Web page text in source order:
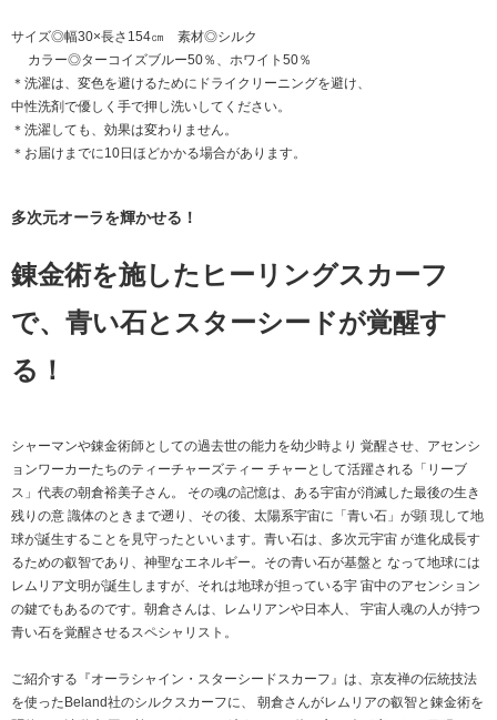
サイズ◎幅30×長さ154㎝ 素材◎シルク
カラー◎ターコイズブルー50％、ホワイト50％
＊洗濯は、変色を避けるためにドライクリーニングを避け、
中性洗剤で優しく手で押し洗いしてください。
＊洗濯しても、効果は変わりません。
＊お届けまでに10日ほどかかる場合があります。
多次元オーラを輝かせる！
錬金術を施したヒーリングスカーフ
で、青い石とスターシードが覚醒す
る！
シャーマンや錬金術師としての過去世の能力を幼少時より 覚醒させ、アセンシ
ョンワーカーたちのティーチャーズティー チャーとして活躍される「リーブ
ス」代表の朝倉裕美子さん。 その魂の記憶は、ある宇宙が消滅した最後の生き
残りの意 識体のときまで遡り、その後、太陽系宇宙に「青い石」が顕 現して地
球が誕生することを見守ったといいます。青い石は、多次元宇宙 が進化成長す
るための叡智であり、神聖なエネルギー。その青い石が基盤と なって地球には
レムリア文明が誕生しますが、それは地球が担っている宇 宙中のアセンション
の鍵でもあるのです。朝倉さんは、レムリアンや日本人、 宇宙人魂の人が持つ
青い石を覚醒させるスペシャリスト。
ご紹介する『オーラシャイン・スターシードスカーフ』は、京友禅の伝統技法
を使ったBeland社のシルクスカーフに、 朝倉さんがレムリアの叡智と錬金術を